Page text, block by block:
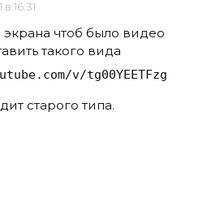
в 16:31
экрана чтоб было видео
такого вида
v/tg00YEETFzg
старого типа.